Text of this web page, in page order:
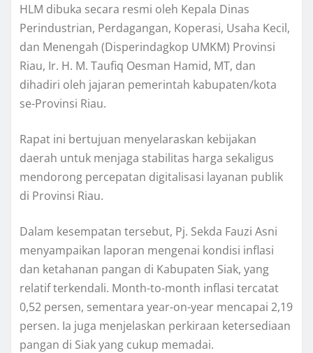
HLM dibuka secara resmi oleh Kepala Dinas
Perindustrian, Perdagangan, Koperasi, Usaha Kecil,
dan Menengah (Disperindagkop UMKM) Provinsi
Riau, Ir. H. M. Taufiq Oesman Hamid, MT, dan
dihadiri oleh jajaran pemerintah kabupaten/kota
se-Provinsi Riau.
Rapat ini bertujuan menyelaraskan kebijakan
daerah untuk menjaga stabilitas harga sekaligus
mendorong percepatan digitalisasi layanan publik
di Provinsi Riau.
Dalam kesempatan tersebut, Pj. Sekda Fauzi Asni
menyampaikan laporan mengenai kondisi inflasi
dan ketahanan pangan di Kabupaten Siak, yang
relatif terkendali. Month-to-month inflasi tercatat
0,52 persen, sementara year-on-year mencapai 2,19
persen. Ia juga menjelaskan perkiraan ketersediaan
pangan di Siak yang cukup memadai.